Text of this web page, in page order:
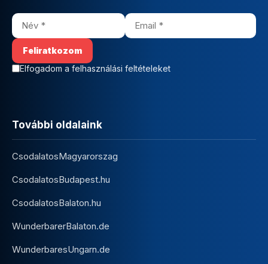
Elfogadom a felhasználási feltételeket
További oldalaink
CsodalatosMagyarorszag
CsodalatosBudapest.hu
CsodalatosBalaton.hu
WunderbarerBalaton.de
WunderbaresUngarn.de